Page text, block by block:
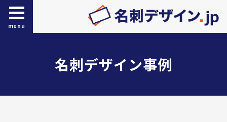
menu
名刺デザイン事例